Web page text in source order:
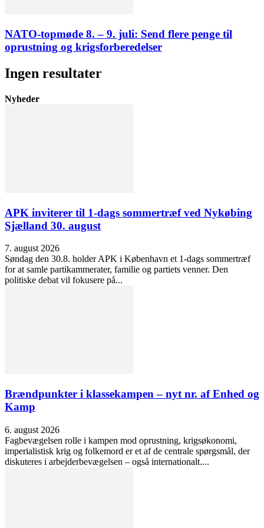
NATO-topmøde 8. – 9. juli: Send flere penge til
oprustning og krigsforberedelser
Ingen resultater
Nyheder
APK inviterer til 1-dags sommertræf ved Nykøbing
Sjælland 30. august
7. august 2026
Søndag den 30.8. holder APK i København et 1-dags sommertræf
for at samle partikammerater, familie og partiets venner. Den
politiske debat vil fokusere på...
Brændpunkter i klassekampen – nyt nr. af Enhed og
Kamp
6. august 2026
Fagbevægelsen rolle i kampen mod oprustning, krigsøkonomi,
imperialistisk krig og folkemord er et af de centrale spørgsmål, der
diskuteres i arbejderbevægelsen – også internationalt....